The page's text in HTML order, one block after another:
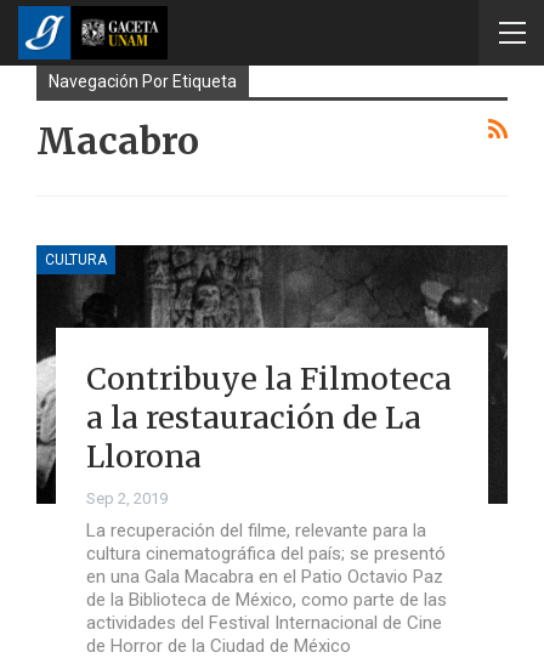
Navegación Por Etiqueta
Macabro
CULTURA
Contribuye la Filmoteca
a la restauración de La
Llorona
Sep 2, 2019
La recuperación del filme, relevante para la
cultura cinematográfica del país; se presentó
en una Gala Macabra en el Patio Octavio Paz
de la Biblioteca de México, como parte de las
actividades del Festival Internacional de Cine
de Horror de la Ciudad de México